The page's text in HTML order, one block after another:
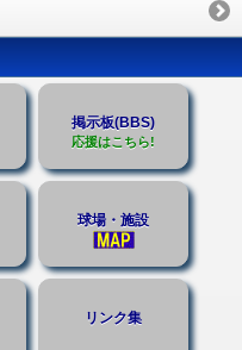
掲示板(BBS)
応援はこちら!
球場・施設
リンク集